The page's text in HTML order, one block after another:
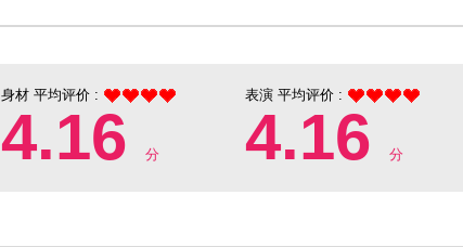
身材 平均评价 :
4.16 分
表演 平均评价 :
4.16 分